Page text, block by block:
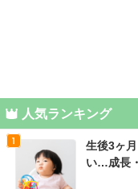
人気ランキング
生後3ヶ
い…成長